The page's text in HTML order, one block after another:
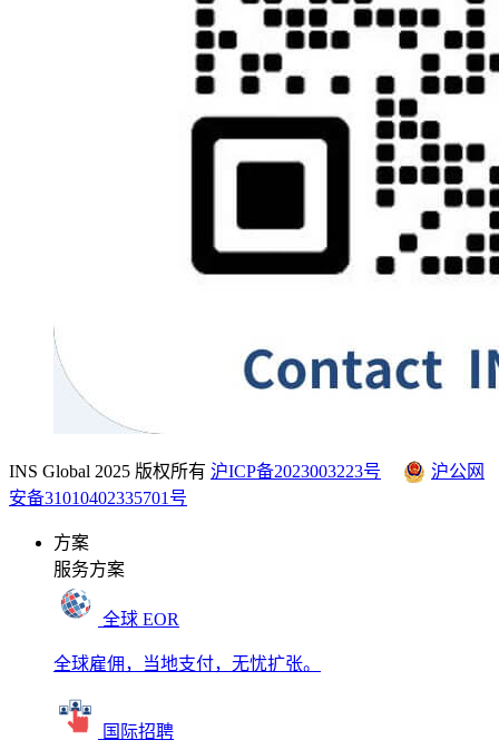
INS Global 2025 版权所有 沪ICP备2023003223号
沪公网
安备31010402335701号
方案
服务方案
全球 EOR
全球雇佣，当地支付，无忧扩张。
国际招聘